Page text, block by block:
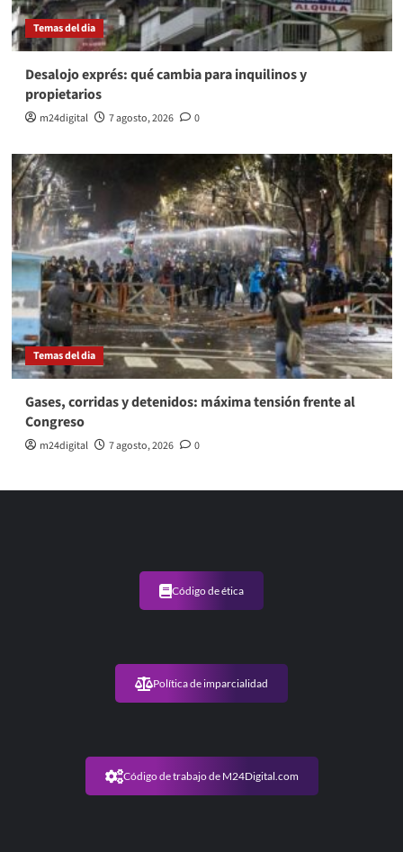
Temas del dia
Desalojo exprés: qué cambia para inquilinos y
propietarios
m24digital 7 agosto, 2026 0
Temas del dia
Gases, corridas y detenidos: máxima tensión frente al
Congreso
m24digital 7 agosto, 2026 0
Código de ética
Política de imparcialidad
Código de trabajo de M24Digital.com